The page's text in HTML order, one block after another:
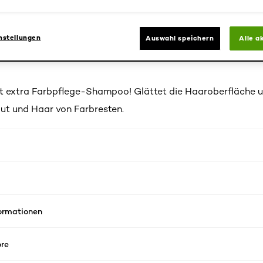
1 ist eine permanente Haarfarbe, die Ihr Haar, Ihre
Das Ergebnis: eine reiche, strahlende, langanhaltende
extra Farbpflege-Shampoo! Glättet die Haaroberfläche
und Haar von Farbresten.
Auswahl speichern Alle